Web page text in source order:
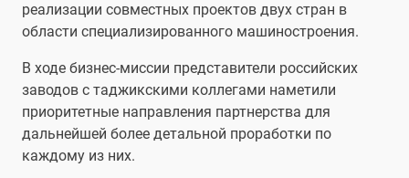
реализации совместных проектов двух стран в
области специализированного машиностроения.
В ходе бизнес-миссии представители российских
заводов с таджикскими коллегами наметили
приоритетные направления партнерства для
дальнейшей более детальной проработки по
каждому из них.